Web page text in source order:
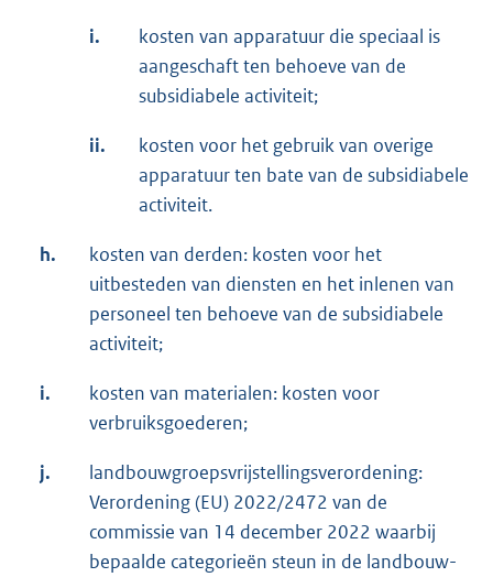
i.
kosten van apparatuur die speciaal is
aangeschaft ten behoeve van de
subsidiabele activiteit;
ii.
kosten voor het gebruik van overige
apparatuur ten bate van de subsidiabele
activiteit.
h.
kosten van derden: kosten voor het
uitbesteden van diensten en het inlenen van
personeel ten behoeve van de subsidiabele
activiteit;
i.
kosten van materialen: kosten voor
verbruiksgoederen;
j.
landbouwgroepsvrijstellingsverordening:
Verordening (EU) 2022/2472 van de
commissie van 14 december 2022 waarbij
bepaalde categorieën steun in de landbouw-